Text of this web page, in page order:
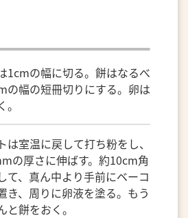
1cmの幅に切る。餅はなるべ
の幅の短冊切りにする。卵は
は室温に戻して打ち粉をし、
の厚さに伸ばす。約10cm角
て、真ん中より手前にベーコ
き、周りに卵液を塗る。もう
と餅をおく。